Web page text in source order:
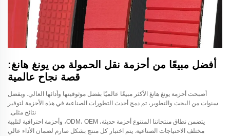
أفضل مبيعًا من أحزمة نقل الحمولة من يونغ هانغ:
قصة نجاح عالمية
أصبحت أحزمة يونغ هانغ الأكثر مبيعًا عالميًا بفضل موثوقيتها وأدائها العالي. وبفضل
سنوات من البحث والتطوير، تم دمج أحدث التطورات الصناعية في هذه الأحزمة لتوفير
نتائج مثلى.
يتضمن نطاق منتجاتنا المتنوع أحزمة حديثة، ODM، OEM، وأحزمة احترافية لتلبية
مختلف الاحتياجات الصناعية. يتم اختبار كل منتج بشكل صارم لضمان الأداء عالي